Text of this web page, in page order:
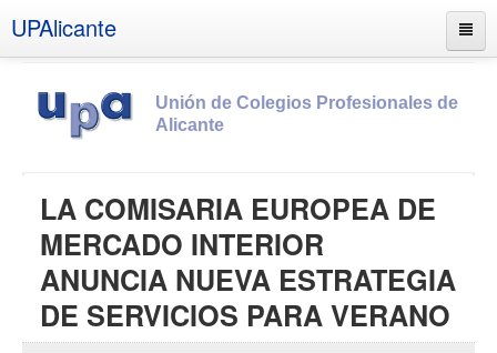
UPAlicante
Unión de Colegios Profesionales de
Alicante
Socios
Estatutos
Documentos
LA COMISARIA EUROPEA DE
MERCADO INTERIOR
ANUNCIA NUEVA ESTRATEGIA
DE SERVICIOS PARA VERANO